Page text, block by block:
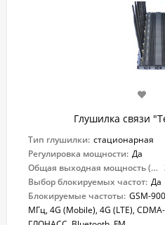
Глушилка связи
Тип глушилки: стационарная
Регулировка мощности: Да
Общая выходная мощность (Вт):
Выбор блокируемых частот: Да
Блокируемые частоты: GSM-
МГц, 4G (Mobile), 4G (LTE),